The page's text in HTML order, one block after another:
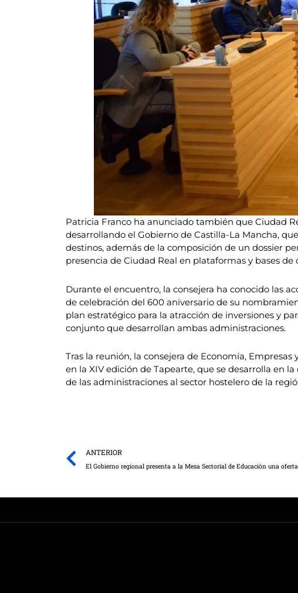
Patricia Franco ha anunciado también que Ciudad
desarrollando el Gobierno de Castilla-La Mancha,
destinos, además de la composición de un dossier
presencia de Ciudad Real en plataformas y bases de
Durante el encuentro, la consejera ha conocido las
de celebración del 600 aniversario de su
plan estratégico para la atracción de inversiones y
conjunto que desarrollan ambas administraciones.
Tras la reunión, la consejera de Economía,
en la XIV edición de Tapearte, que se desarrolla en
de las administraciones al sector hostelero de la
Prev
ANTERIOR